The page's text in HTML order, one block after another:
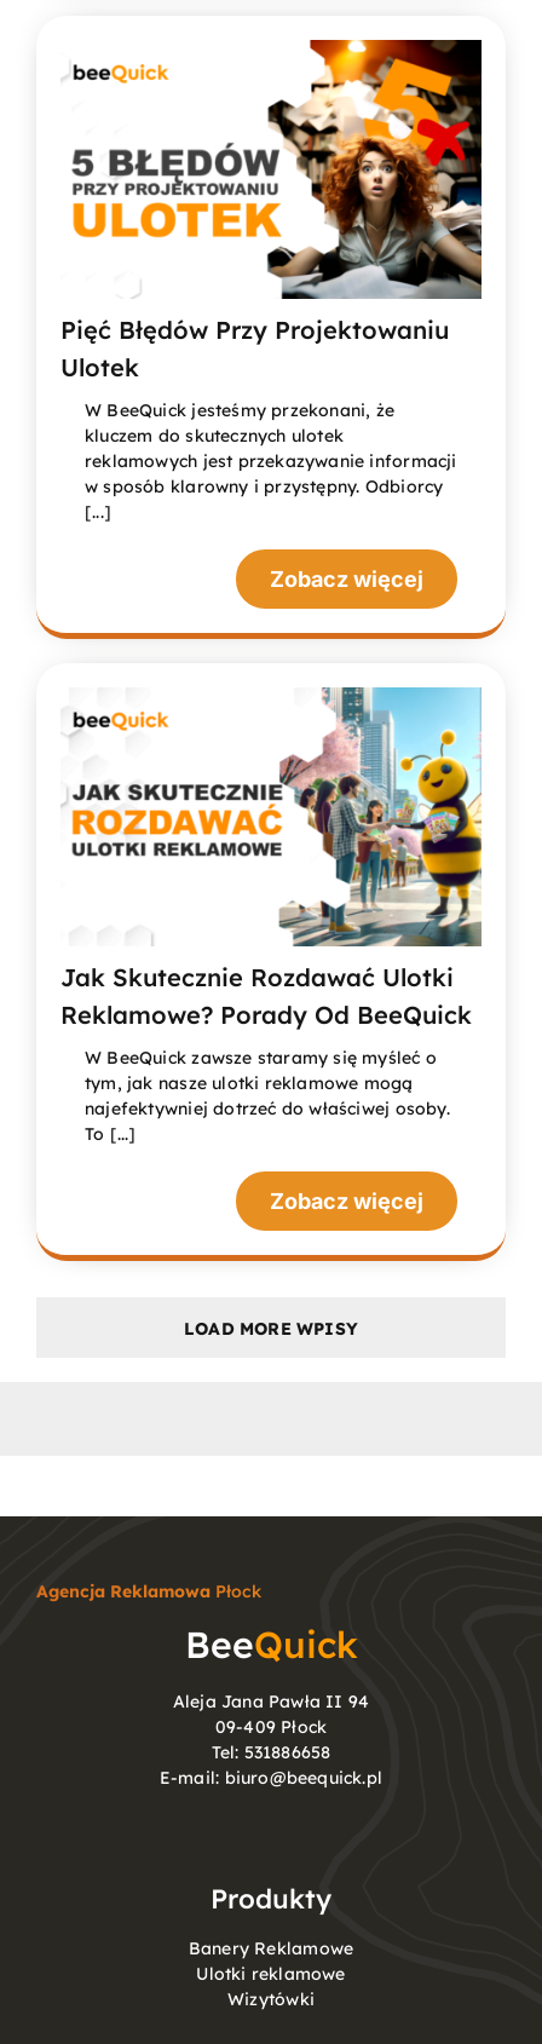
Pięć Błędów Przy Projektowaniu
Ulotek
W BeeQuick jesteśmy przekonani, że
kluczem do skutecznych ulotek
reklamowych jest przekazywanie informacji
w sposób klarowny i przystępny. Odbiorcy
[...]
Zobacz więcej
Jak Skutecznie Rozdawać Ulotki
Reklamowe? Porady Od BeeQuick
W BeeQuick zawsze staramy się myśleć o
tym, jak nasze ulotki reklamowe mogą
najefektywniej dotrzeć do właściwej osoby.
To [...]
Zobacz więcej
LOAD MORE WPISY
Agencja ReklamowaPłock
BeeQuick
Aleja Jana Pawła II 94
09-409 Płock
Tel: 531886658
E-mail: biuro@beequick.pl
Produkty
Banery Reklamowe
Ulotki reklamowe
Wizytówki